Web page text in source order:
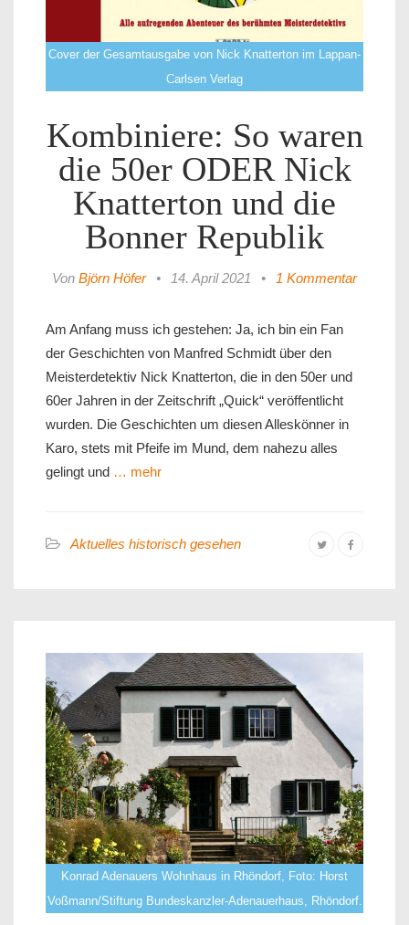
Cover der Gesamtausgabe von Nick Knatterton im Lappan-
Carlsen Verlag
Kombiniere: So waren
die 50er ODER Nick
Knatterton und die
Bonner Republik
Von Björn Höfer • 14. April 2021 • 1 Kommentar
Am Anfang muss ich gestehen: Ja, ich bin ein Fan
der Geschichten von Manfred Schmidt über den
Meisterdetektiv Nick Knatterton, die in den 50er und
60er Jahren in der Zeitschrift „Quick“ veröffentlicht
wurden. Die Geschichten um diesen Alleskönner in
Karo, stets mit Pfeife im Mund, dem nahezu alles
gelingt und … mehr
Aktuelles historisch gesehen
Konrad Adenauers Wohnhaus in Rhöndorf, Foto: Horst
Voßmann/Stiftung Bundeskanzler-Adenauerhaus, Rhöndorf.